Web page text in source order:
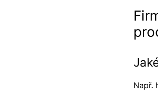
Např.